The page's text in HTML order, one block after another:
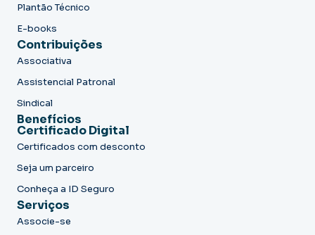
Plantão Técnico
E-books
Contribuições
Associativa
Assistencial Patronal
Sindical
Benefícios
Certificado Digital
Certificados com desconto
Seja um parceiro
Conheça a ID Seguro
Serviços
Associe-se